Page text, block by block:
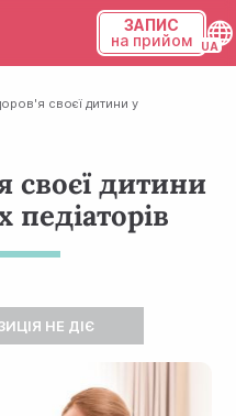
ЗАПИС
на прийом
своєї дитини у
своєї дитини
педіаторів
НЕ ДІЄ